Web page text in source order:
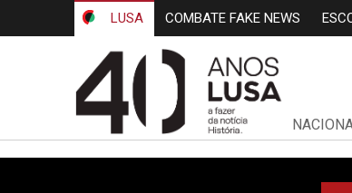
LUSA COMBATE FAKE NEWS